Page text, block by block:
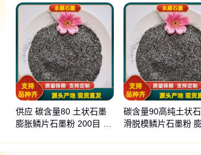
石英砂 金刚砂 彩砂 鹅卵石切片 蘑菇石 膨润土 面包石
供应 碳含量80 土状石墨
膨胀鳞片石墨粉 200目 免
碳含量90高纯土状
滑脱模鳞片石墨粉